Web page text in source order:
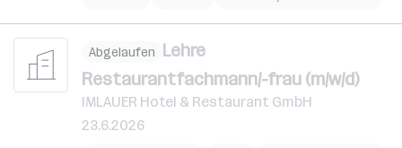
Abgelaufen Lehre
Restaurantfachmann/-frau (m/w/d)
IMLAUER Hotel & Restaurant GmbH
23.6.2026